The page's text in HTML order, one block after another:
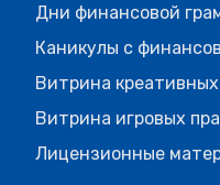
Дни финансовой
Каникулы с
Витрина креативных
Витрина игровых
Лицензионные